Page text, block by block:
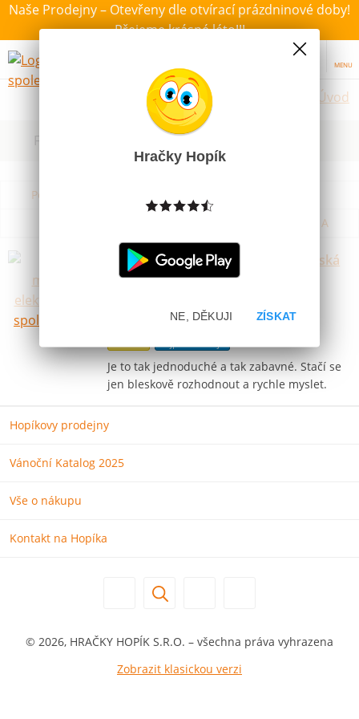
Naše Prodejny – Otevřeny dle otvírací prázdninové doby!
Přejeme krásné léto!!!
MENU
Úvod
Filtrovat dle dostupnosti, ceny, výrobce
Podle názvu od A do Z
Podle názvu od Z do A
Země město elektronická společenská
hra
Je to tak jednoduché a tak zabavné. Stačí se
jen bleskově rozhodnout a rychle myslet.
Hopíkovy prodejny
Vánoční Katalog 2025
Vše o nákupu
Kontakt na Hopíka
© 2026, HRAČKY HOPÍK S.R.O. – všechna práva vyhrazena
Zobrazit klasickou verzi
Hračky Hopík
ZÍSKAT
NE, DĚKUJI